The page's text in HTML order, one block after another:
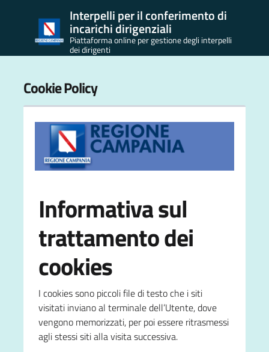
Interpelli per il conferimento di
incarichi dirigenziali
Piattaforma online per gestione degli interpelli
dei dirigenti
Cookie Policy
Informativa sul
trattamento dei
cookies
I cookies sono piccoli file di testo che i siti
visitati inviano al terminale dell’Utente, dove
vengono memorizzati, per poi essere ritrasmessi
agli stessi siti alla visita successiva.